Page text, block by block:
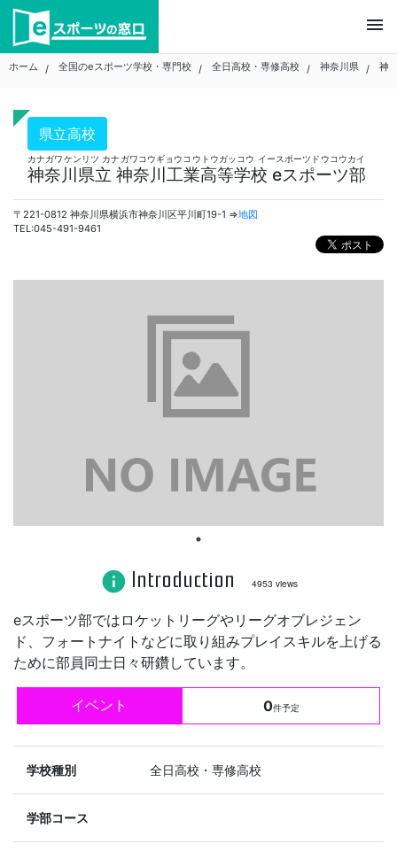
Skip
content
menu
ホーム 全国のeスポーツ学校・専門校 全日高校・専修高校 神奈川県 神
県立高校
神奈川県立 神奈川工業高等学校 eスポーツ部
カナガワケンリツ カナガワコウギョウコウトウガッコウ イースポーツドウコウカイ
〒221-0812 神奈川県横浜市神奈川区平川町19-1 ⇒地図
TEL:045-491-9461
info Introduction 4953 views
eスポーツ部ではロケットリーグやリーグオブレジェン
ド、フォートナイトなどに取り組みプレイスキルを上げる
ために部員同士日々研鑽しています。
イベント 0件予定
学校種別 全日高校・専修高校
学部コース